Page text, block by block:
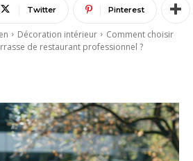
Twitter Pinterest
Décoration intérieur
Comment choisir
de restaurant professionnel ?